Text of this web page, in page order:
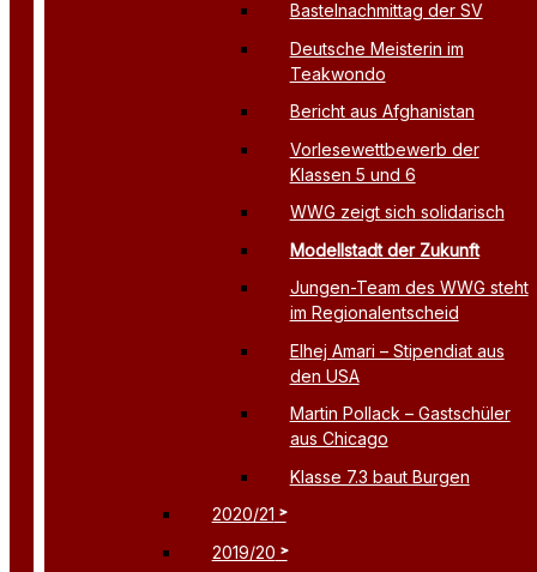
Bastelnachmittag der SV
Deutsche Meisterin im
Teakwondo
Bericht aus Afghanistan
Vorlesewettbewerb der
Klassen 5 und 6
WWG zeigt sich solidarisch
Modellstadt der Zukunft
Jungen-Team des WWG steht
im Regionalentscheid
Elhej Amari – Stipendiat aus
den USA
Martin Pollack – Gastschüler
aus Chicago
Klasse 7.3 baut Burgen
2020/21
2019/20